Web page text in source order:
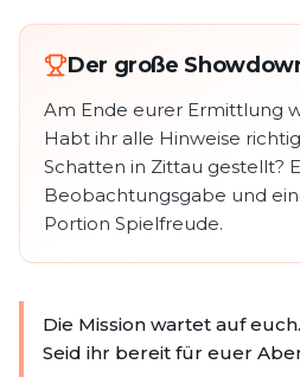
Der große
Am Ende eurer Ermittlung
Habt ihr alle Hinweise
Schatten in Zittau gestellt?
Beobachtungsgabe und
Portion Spielfreude.
Die Mission wartet auf
Seid ihr bereit für euer